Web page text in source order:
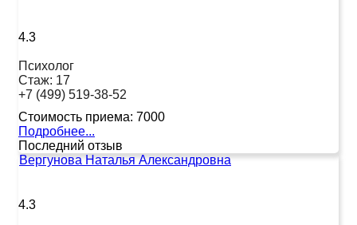
4.3
Психолог
Стаж: 17
+7 (499) 519-38-52
Стоимость приема: 7000
Подробнее...
Последний отзыв
Вергунова Наталья Александровна
4.3